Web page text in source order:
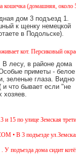
(домашняя, около 5
дом 3 подъезд 1.
к щенку немецкой
в Подольске).
Персиковый окрас,
В лесу, в районе дома
приметы - белое
зеленые глаза. Видно
что бывает если "не
по улице Земская третий
• В 3 подъезде
подъезда дома сидит